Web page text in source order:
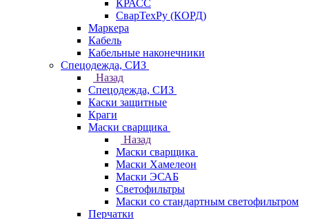
КРАСС
СварТехРу (КОРД)
Маркера
Кабель
Кабельные наконечники
Спецодежда, СИЗ
Назад
Спецодежда, СИЗ
Каски защитные
Краги
Маски сварщика
Назад
Маски сварщика
Маски Хамелеон
Маски ЭСАБ
Светофильтры
Маски со стандартным светофильтром
Перчатки